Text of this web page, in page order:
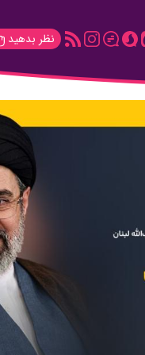
نظر بدهید